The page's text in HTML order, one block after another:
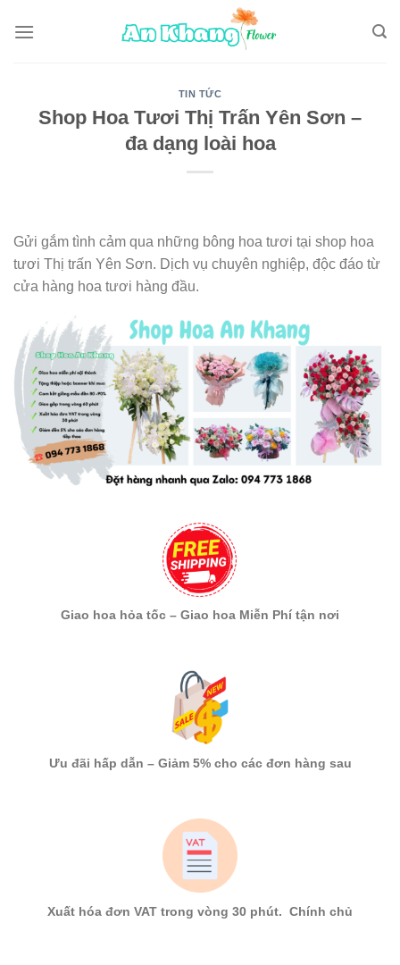
TIN TỨC
Shop Hoa Tươi Thị Trấn Yên Sơn –
đa dạng loài hoa
Gửi gắm tình cảm qua những bông hoa tươi tại shop hoa
tươi Thị trấn Yên Sơn. Dịch vụ chuyên nghiệp, độc đáo từ
cửa hàng hoa tươi hàng đầu.
Giao hoa hỏa tốc – Giao hoa Miễn Phí tận nơi
Ưu đãi hấp dẫn – Giảm 5% cho các đơn hàng sau
Xuất hóa đơn VAT trong vòng 30 phút. Chính chủ